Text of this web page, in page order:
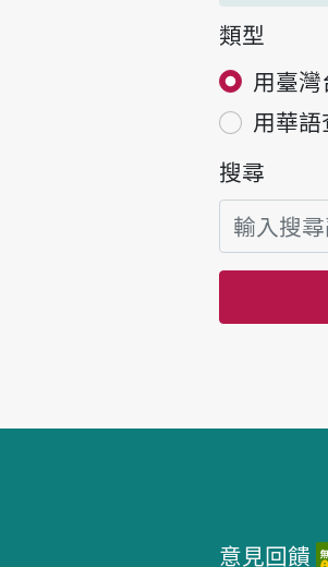
類型
用臺
用華
搜尋
意見回饋